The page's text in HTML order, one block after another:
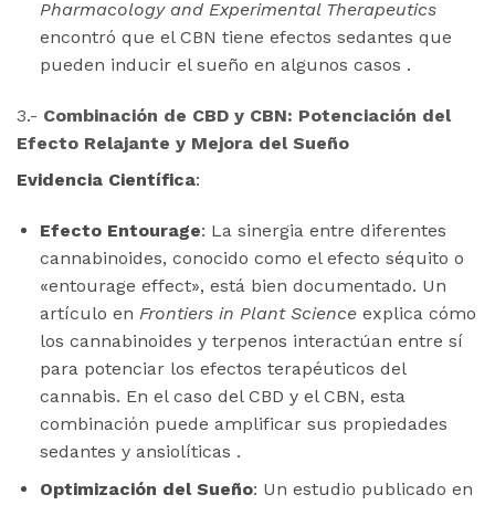
Pharmacology and Experimental Therapeutics
encontró que el CBN tiene efectos sedantes que
pueden inducir el sueño en algunos casos .
3.- Combinación de CBD y CBN: Potenciación del
Efecto Relajante y Mejora del Sueño
Evidencia Científica:
Efecto Entourage: La sinergia entre diferentes
cannabinoides, conocido como el efecto séquito o
«entourage effect», está bien documentado. Un
artículo en Frontiers in Plant Scienceexplica cómo
los cannabinoides y terpenos interactúan entre sí
para potenciar los efectos terapéuticos del
cannabis. En el caso del CBD y el CBN, esta
combinación puede amplificar sus propiedades
sedantes y ansiolíticas .
Optimización del Sueño: Un estudio publicado en